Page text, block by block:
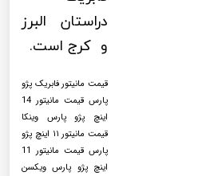
دراستان البرز
و کرج است.
قیمت مانیتور فابریک پژو
پارس قیمت مانیتور 14
اینچ پژو پارس وینکا
قیمت مانیتور ۱۱ اینچ پژو
پارس قیمت مانیتور 11
اینچ پژو پارس ویکسن